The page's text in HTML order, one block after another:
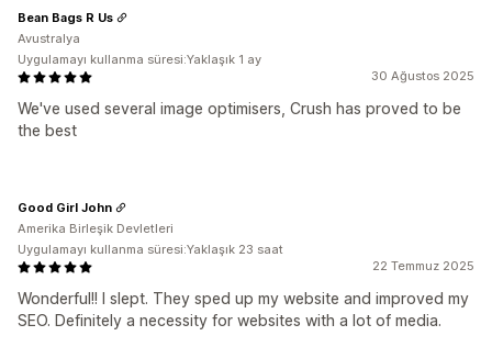
30 Ağustos 2025
We've used several image optimisers, Crush has proved to be
the best
Bean Bags R Us
Avustralya
Uygulamayı kullanma süresi:Yaklaşık 1 ay
22 Temmuz 2025
Wonderful!! I slept. They sped up my website and improved my
SEO. Definitely a necessity for websites with a lot of media.
Good Girl John
Amerika Birleşik Devletleri
Uygulamayı kullanma süresi:Yaklaşık 23 saat